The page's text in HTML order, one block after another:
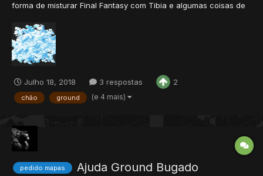
forma de misturar Final Fantasy com Tibia e algumas coisas de
infernais não tem anjos nem nuvens no céu. Ai fiz essa sprite de
ground, espero que gostem, aceito dicas. Obs: Ainda est...
Julho 18, 2018 3 respostas 2
chão ground (e 4 mais)
pedido mapas Ajuda Ground Bugado